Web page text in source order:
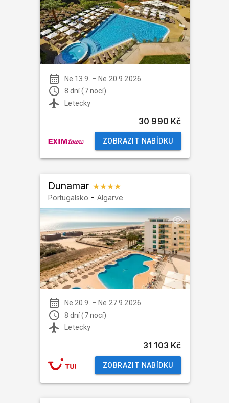
Ne 13.9. – Ne 20.9.2026
8 dní (7 nocí)
Letecky
30 990 Kč
ZOBRAZIT NABÍDKU
Dunamar ★★★★
Portugalsko - Algarve
Ne 20.9. – Ne 27.9.2026
8 dní (7 nocí)
Letecky
31 103 Kč
ZOBRAZIT NABÍDKU